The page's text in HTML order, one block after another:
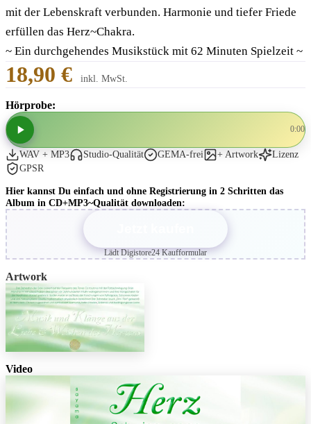
mit der Lebenskraft verbunden. Harmonie und tiefer Friede
erfüllen das Herz~Chakra.
~ Ein durchgehendes Musikstück mit 62 Minuten Spielzeit ~
18,90 € inkl. MwSt.
Hörprobe:
0:00
WAV + MP3 Studio-Qualität GEMA-frei + Artwork
Lizenz
GPSR
Hier kannst Du einfach und ohne Registrierung in 2 Schritten das
Album in CD+MP3~Qualität downloaden:
Lädt Digistore24 Kaufformular
Artwork
Video